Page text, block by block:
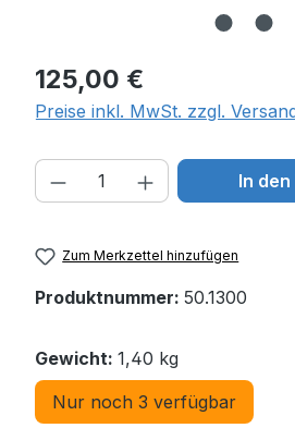
Regulärer Preis:
125,00 €
Preise inkl. MwSt. zzgl.
Produkt Anzahl: Gib
In
Zum Merkzettel hinzufügen
Produktnummer: 50.1300
Gewicht: 1,40 kg
Nur noch 3 verfügbar